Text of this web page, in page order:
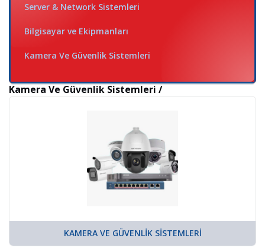
Server & Network Sistemleri
Bilgisayar ve Ekipmanları
Kamera Ve Güvenlik Sistemleri
Kamera Ve Güvenlik Sistemleri /
KAMERA VE GÜVENLIK SISTEMLERI